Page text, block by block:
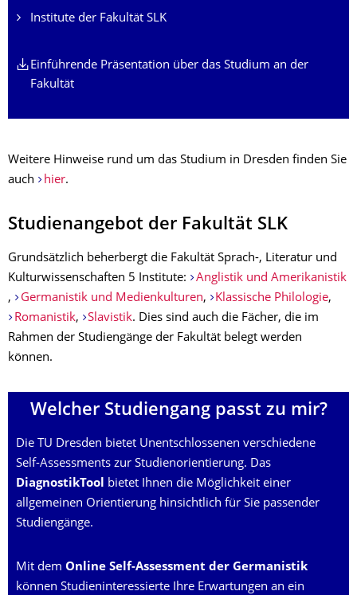
Institute der Fakultät SLK
Einführende Präsentation über das Studium an der
Fakultät
Weitere Hinweise rund um das Studium in Dresden finden Sie
auch
hier.
Studienangebot der Fakultät SLK
Grundsätzlich beherbergt die Fakultät Sprach-, Literatur und
Kulturwissenschaften 5 Institute:
Anglistik und Amerikanistik
,
Germanistik und Medienkulturen, Klassische Philologie,
Romanistik, Slavistik. Dies sind auch die Fächer, die im
Rahmen der Studiengänge der Fakultät belegt werden
können.
Welcher Studiengang passt zu mir?
Die TU Dresden bietet Unentschlossenen verschiedene
Self-Assessments zur Studienorientierung. Das
DiagnostikTool bietet Ihnen die Möglichkeit einer
allgemeinen Orientierung hinsichtlich für Sie passender
Studiengänge.
Mit dem Online Self-Assessment der Germanistik
können Studieninteressierte Ihre Erwartungen an ein